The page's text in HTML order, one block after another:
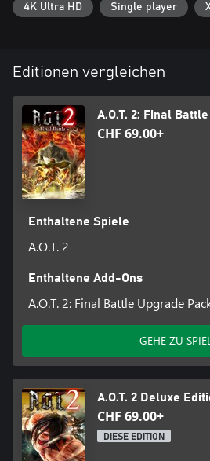
4K Ultra HD Single player
Editionen vergleichen
A.O.T. 2: Final Battle
CHF 69.00+
Enthaltene Spiele
A.O.T. 2
Enthaltene Add-Ons
A.O.T. 2: Final Battle Upgrade
GEHE ZU SPIEL
A.O.T. 2 Deluxe
CHF 69.00+
DIESE EDITION